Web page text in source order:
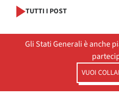
TUTTI I POST
Gli Stati Generali è anche
VUOI